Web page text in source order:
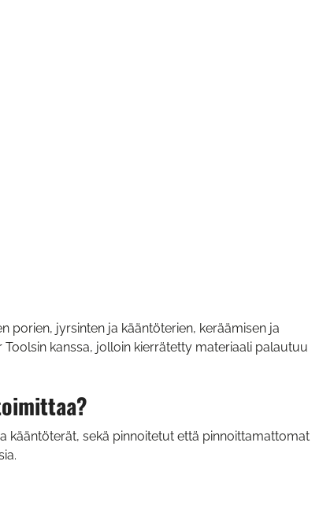
jyrsinten ja kääntöterien, keräämisen ja
kanssa, jolloin kierrätetty materiaali palautuu
kääntöterät, sekä pinnoitetut että pinnoittamattomat